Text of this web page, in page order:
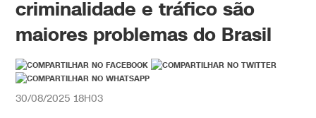
criminalidade e tráfico são
maiores problemas do Brasil
30/08/2025 18H03